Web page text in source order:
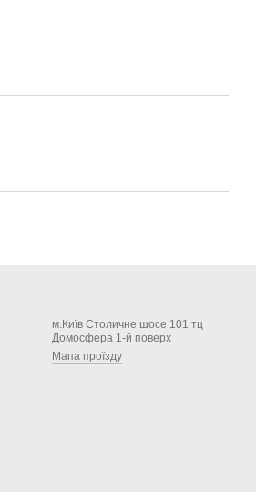
м.Київ Столичне шосе 101 тц
Домосфера 1-й поверх
Мапа проїзду